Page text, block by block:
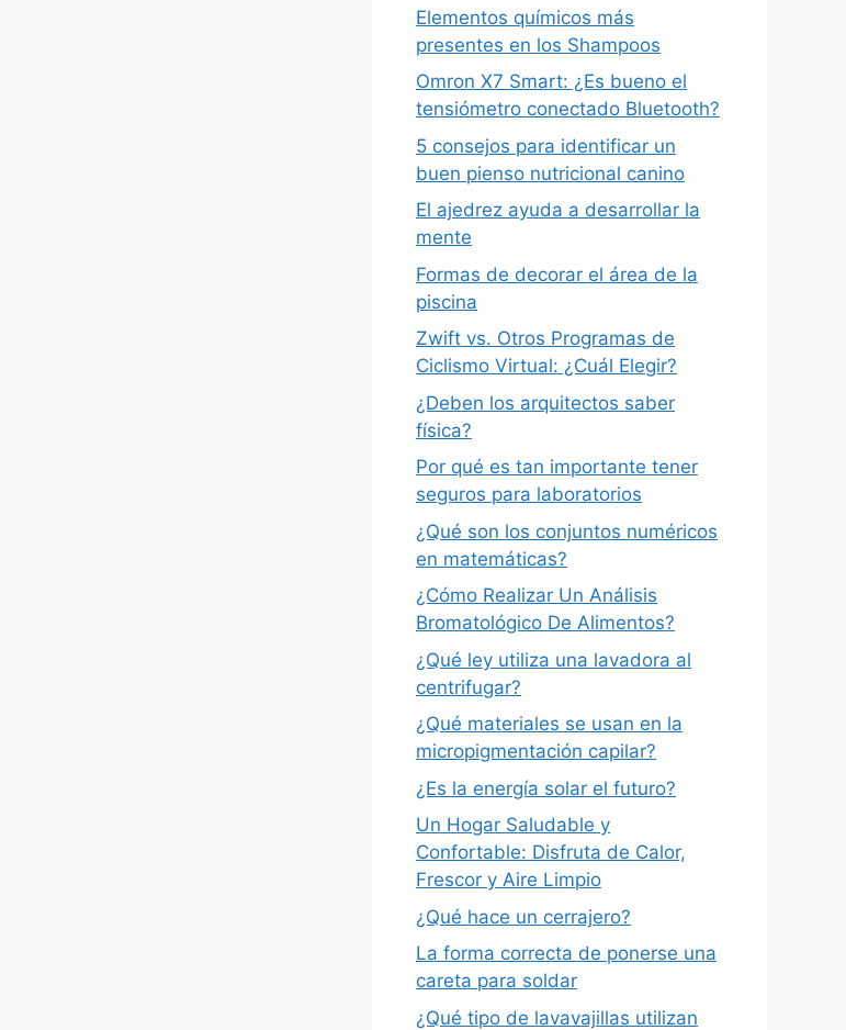
Elementos químicos más
presentes en los Shampoos
Omron X7 Smart: ¿Es bueno el
tensiómetro conectado Bluetooth?
5 consejos para identificar un
buen pienso nutricional canino
El ajedrez ayuda a desarrollar la
mente
Formas de decorar el área de la
piscina
Zwift vs. Otros Programas de
Ciclismo Virtual: ¿Cuál Elegir?
¿Deben los arquitectos saber
física?
Por qué es tan importante tener
seguros para laboratorios
¿Qué son los conjuntos numéricos
en matemáticas?
¿Cómo Realizar Un Análisis
Bromatológico De Alimentos?
¿Qué ley utiliza una lavadora al
centrifugar?
¿Qué materiales se usan en la
micropigmentación capilar?
¿Es la energía solar el futuro?
Un Hogar Saludable y
Confortable: Disfruta de Calor,
Frescor y Aire Limpio
¿Qué hace un cerrajero?
La forma correcta de ponerse una
careta para soldar
¿Qué tipo de lavavajillas utilizan